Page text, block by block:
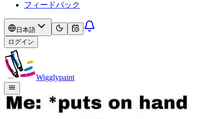
フィードバック
日本語
ログイン
Wigglypaint